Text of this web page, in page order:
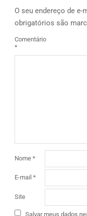
O seu endereço de
obrigatórios são
Comentário
*
Nome *
E-mail *
Site
Salvar meus dados